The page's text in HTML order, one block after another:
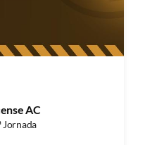
AC
Jornada